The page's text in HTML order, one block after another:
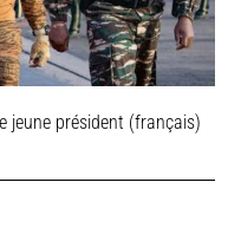
jeune président (français)